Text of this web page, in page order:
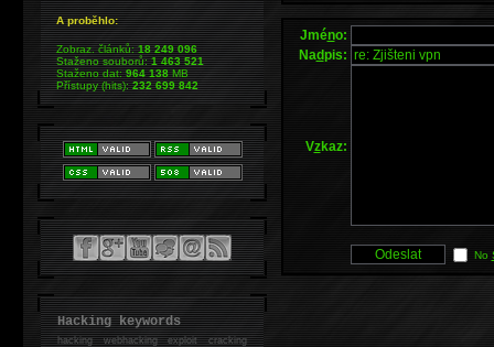
Jméno:
Nadpis:
Vzkaz:
No
A proběhlo:
Zobraz. článků:18 249 096
Staženo souborů:1 463 521
Staženo dat:964 138MB
Přístupy (hits):232 699 842
Hacking keywords
hackingwebhacking exploit cracking